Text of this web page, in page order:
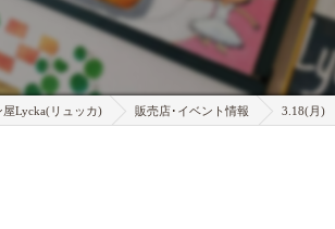
Lycka(リュッカ) 販売店･イベント情報 3.18(月)